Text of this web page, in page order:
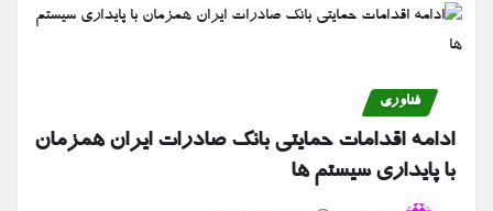
فناوری
ادامه اقدامات حمایتی بانک صادرات ایران همزمان
با پایداری سیستم ها